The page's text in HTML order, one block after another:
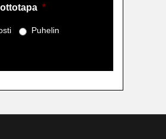
*
Puhelin